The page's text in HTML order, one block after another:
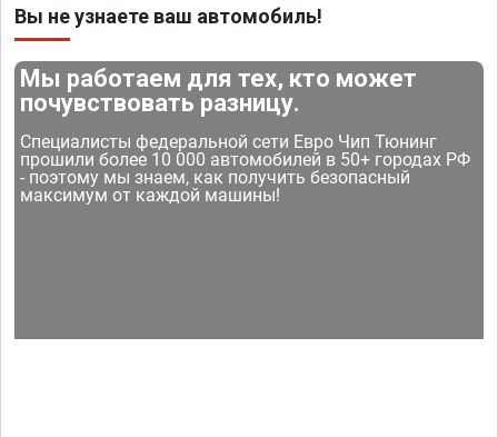
Вы не узнаете ваш автомобиль!
Мы работаем для тех, кто может
почувствовать разницу.
Специалисты федеральной сети Евро Чип Тюнинг
прошили более 10 000 автомобилей в 50+ городах РФ
- поэтому мы знаем, как получить безопасный
максимум от каждой машины!